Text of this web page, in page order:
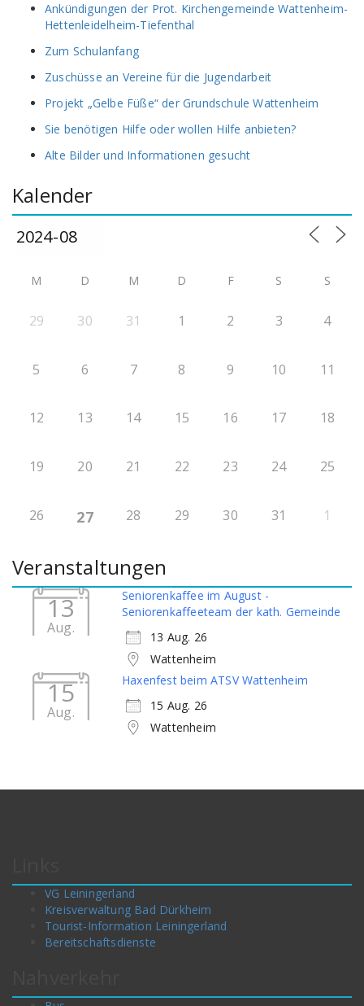
Ankündigungen der Prot. Kirchengemeinde Wattenheim-
Hettenleidelheim-Tiefenthal
Zum Schulanfang
Zuschüsse an Vereine für die Jugendarbeit
Projekt „Gelbe Füße“ der Grundschule Wattenheim
Sie benötigen Hilfe oder wollen Hilfe anbieten?
Alte Bilder und Informationen gesucht
Kalender
M D M D F S S
29 30 31 1 2 3 4
5 6 7 8 9 10 11
12 13 14 15 16 17 18
19 20 21 22 23 24 25
26 27 28 29 30 31 1
Veranstaltungen
13
Aug.
Seniorenkaffee im August -
Seniorenkaffeeteam der kath. Gemeinde
13 Aug. 26
Wattenheim
15
Aug.
Haxenfest beim ATSV Wattenheim
15 Aug. 26
Wattenheim
VG Leiningerland
Kreisverwaltung Bad Dürkheim
Tourist-Information Leiningerland
Bereitschaftsdienste